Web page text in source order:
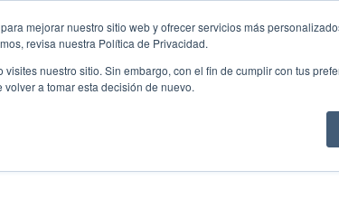
mejorar nuestro sitio web y ofrecer servicios más
revisa nuestra Política de Privacidad.
nuestro sitio. Sin embargo, con el fin de cumplir con tus
a tomar esta decisión de nuevo.